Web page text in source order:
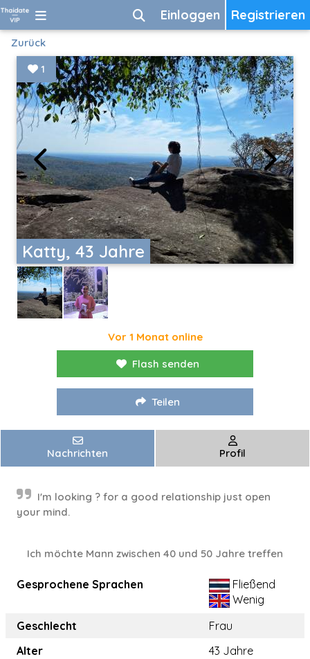
Registrieren
Einloggen
Zurück
Katty, 43 Jahre
1
Vor 1 Monat online
Flash senden
Teilen
Nachrichten Profil
I'm looking ? for a good relationship just open
your mind.
Ich möchte Mann zwischen 40 und 50 Jahre treffen
Gesprochene Sprachen
Fließend
Wenig
Geschlecht
Frau
Alter
43 Jahre